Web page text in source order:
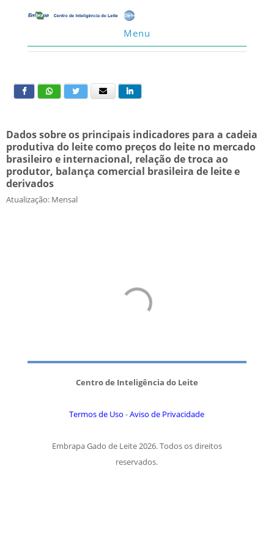
Menu
Dados sobre os principais indicadores para a cadeia
produtiva do leite como preços do leite no mercado
brasileiro e internacional, relação de troca ao
produtor, balança comercial brasileira de leite e
derivados
Atualização: Mensal
Centro de Inteligência do Leite
Termos de Uso -Aviso de Privacidade
Embrapa Gado de Leite 2026. Todos os direitos
reservados.